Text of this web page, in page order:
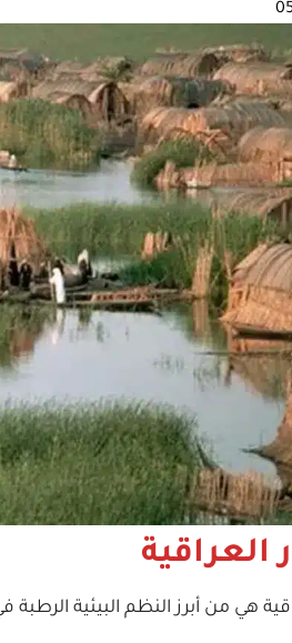
العراقية
هي من أبرز النظم البيئية